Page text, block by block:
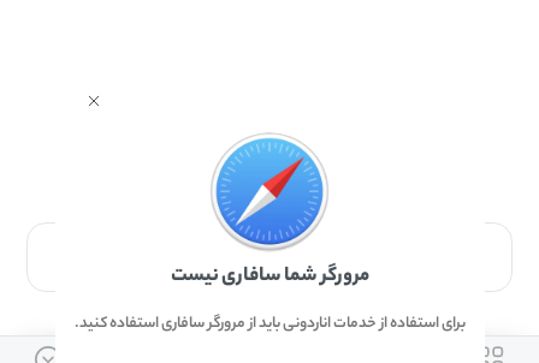
برای دانلود برنامه با مرورگر Safari وارد شوید.
مرورگر شما سافاری نیست
برای استفاده از خدمات اناردونی باید از مرورگر سافاری استفاده کنید.